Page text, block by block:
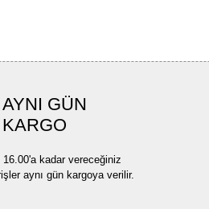
AYNI GÜN
KARGO
16.00'a kadar vereceğiniz
aynı gün kargoya verilir.